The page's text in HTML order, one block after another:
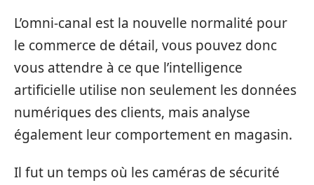
L’omni-canal est la nouvelle normalité pour
le commerce de détail, vous pouvez donc
vous attendre à ce que l’intelligence
artificielle utilise non seulement les données
numériques des clients, mais analyse
également leur comportement en magasin.
Il fut un temps où les caméras de sécurité